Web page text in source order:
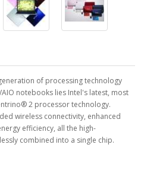
of processing technology
notebooks lies Intel's latest, most
2 processor technology.
wireless connectivity, enhanced
efficiency, all the high-
combined into a single chip.